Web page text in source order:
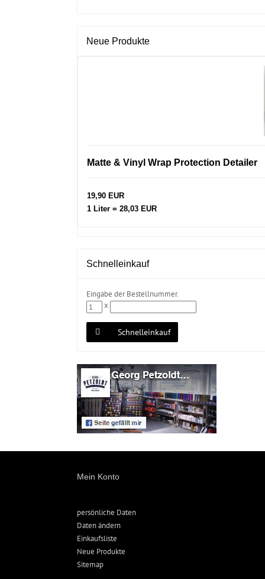
Neue Produkte
Matte & Vinyl Wrap Protection Detailer
19,90 EUR
1 Liter = 28,03 EUR
Schnelleinkauf
Eingabe der Bestellnummer.
x
Schnelleinkauf
Mein Konto
persönliche Daten
Daten ändern
Einkaufsliste
Neue Produkte
Sitemap